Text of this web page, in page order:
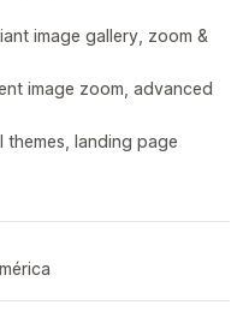
image gallery, zoom &
image zoom, advanced
themes, landing page